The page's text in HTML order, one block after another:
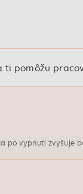
pomôžu
po vypnutí zvyšuje